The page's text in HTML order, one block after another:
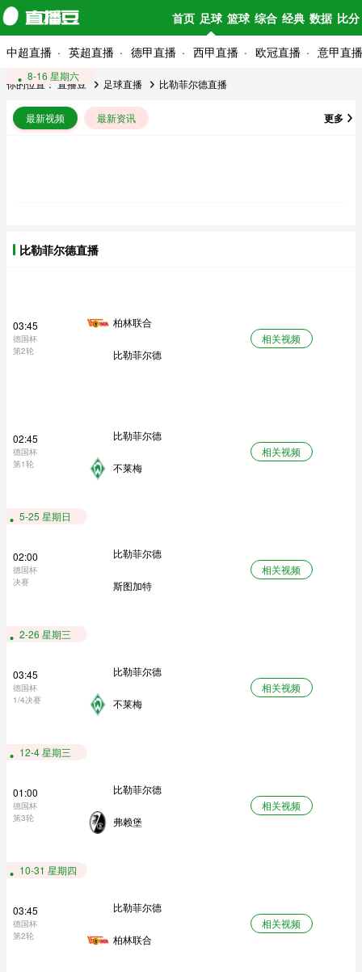
首页 足球 篮球 综合 经典 数据 比分
中超直播 英超直播 德甲直播 西甲直播 欧冠直播 意甲直播
你的位置：直播豆 足球直播 比勒菲尔德直播
更多
最新视频 最新资讯
比勒菲尔德直播
10-30 星期四
03:45
德国杯
第2轮
柏林联合
比勒菲尔德
相关视频
8-16 星期六
02:45
德国杯
第1轮
比勒菲尔德
不莱梅
相关视频
5-25 星期日
02:00
德国杯
决赛
比勒菲尔德
斯图加特
相关视频
2-26 星期三
03:45
德国杯
1/4决赛
比勒菲尔德
不莱梅
相关视频
12-4 星期三
01:00
德国杯
第3轮
比勒菲尔德
弗赖堡
相关视频
10-31 星期四
03:45
德国杯
第2轮
比勒菲尔德
柏林联合
相关视频